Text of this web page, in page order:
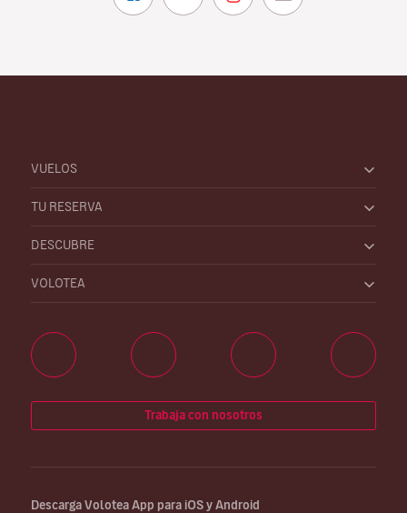
VUELOS
TU RESERVA
DESCUBRE
VOLOTEA
Trabaja con nosotros
Descarga Volotea App para iOS y Android